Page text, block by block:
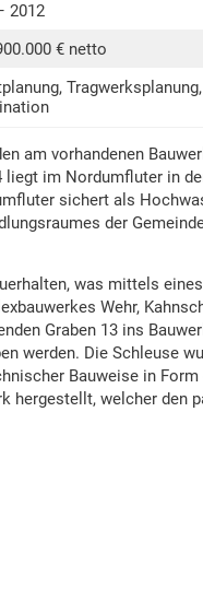
2012
€ netto
am vorhandenen
liegt im Nordumfluter in
sichert als
der
was mittels
Wehr,
Graben 13 ins
werden. Die Schleuse
Bauweise in
hergestellt, welcher den